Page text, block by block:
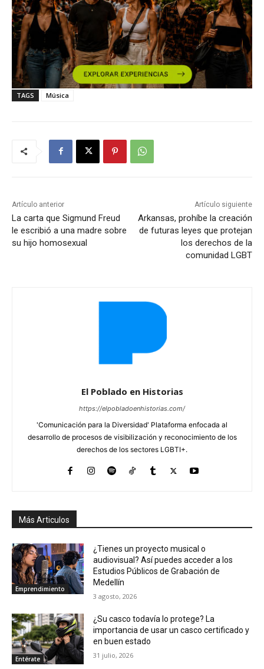
TAGS Música
Artículo anterior
La carta que Sigmund Freud
le escribió a una madre sobre
su hijo homosexual
Artículo siguiente
Arkansas, prohíbe la creación
de futuras leyes que protejan
los derechos de la
comunidad LGBT
El Poblado en Historias
https://elpobladoenhistorias.com/
'Comunicación para la Diversidad' Plataforma enfocada al
desarrollo de procesos de visibilización y reconocimiento de los
derechos de los sectores LGBTI+.
Más Articulos
Emprendimiento
¿Tienes un proyecto musical o
audiovisual? Así puedes acceder a los
Estudios Públicos de Grabación de
Medellín
3 agosto, 2026
Entérate
¿Su casco todavía lo protege? La
importancia de usar un casco certificado y
en buen estado
31 julio, 2026